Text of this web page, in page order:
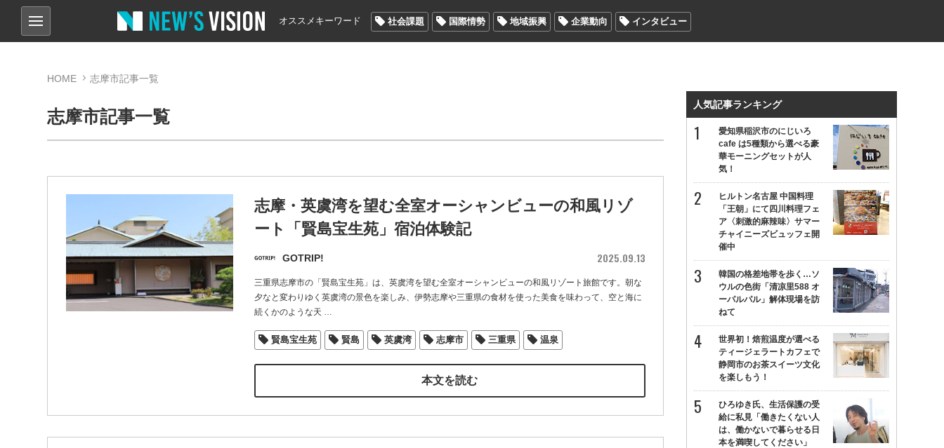
オススメキーワード 社会課題 国際情勢 地域振興 企業動向 インタビュー
HOME 志摩市記事一覧
志摩市記事一覧
志摩・英虞湾を望む全室オーシャンビューの和風リゾ
ート「賢島宝生苑」宿泊体験記
GOTRIP! 2025.09.13
三重県志摩市の「賢島宝生苑」は、英虞湾を望む全室オーシャンビューの和風リゾート旅館です。朝な
夕なと変わりゆく英虞湾の景色を楽しみ、伊勢志摩や三重県の食材を使った美食を味わって、空と海に
続くかのような天 …
賢島宝生苑 賢島 英虞湾 志摩市 三重県 温泉
本文を読む
人気記事ランキング
愛知県稲沢市のにじいろ
cafe は5種類から選べる豪
華モーニングセットが人
気！
ヒルトン名古屋 中国料理
「王朝」にて四川料理フェ
ア〈刺激的麻辣味〉サマー
チャイニーズビュッフェ開
催中
韓国の格差地帯を歩く…ソ
ウルの色街「清凉里588 オ
ーパルパル」解体現場を訪
ねて
世界初！焙煎温度が選べる
ティージェラートカフェで
静岡市のお茶スイーツ文化
を楽しもう！
ひろゆき氏、生活保護の受
給に私見「働きたくない人
は、働かないで暮らせる日
本を満喫してください」